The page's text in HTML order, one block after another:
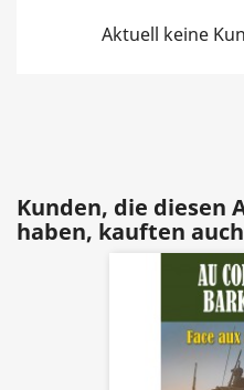
Aktuell keine
Kunden, die diesen
haben, kauften